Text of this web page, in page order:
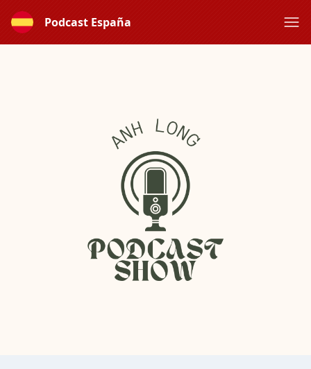
Podcast España